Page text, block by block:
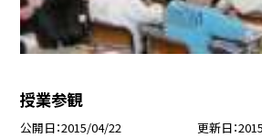
授業参観
公開日 2015/04/22 更新日